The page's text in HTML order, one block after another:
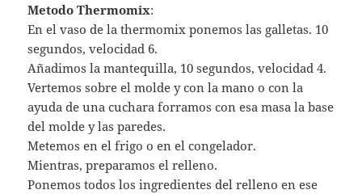
Metodo Thermomix:
En el vaso de la thermomix ponemos las galletas. 10
segundos, velocidad 6.
Añadimos la mantequilla, 10 segundos, velocidad 4.
Vertemos sobre el molde y con la mano o con la
ayuda de una cuchara forramos con esa masa la base
del molde y las paredes.
Metemos en el frigo o en el congelador.
Mientras, preparamos el relleno.
Ponemos todos los ingredientes del relleno en ese